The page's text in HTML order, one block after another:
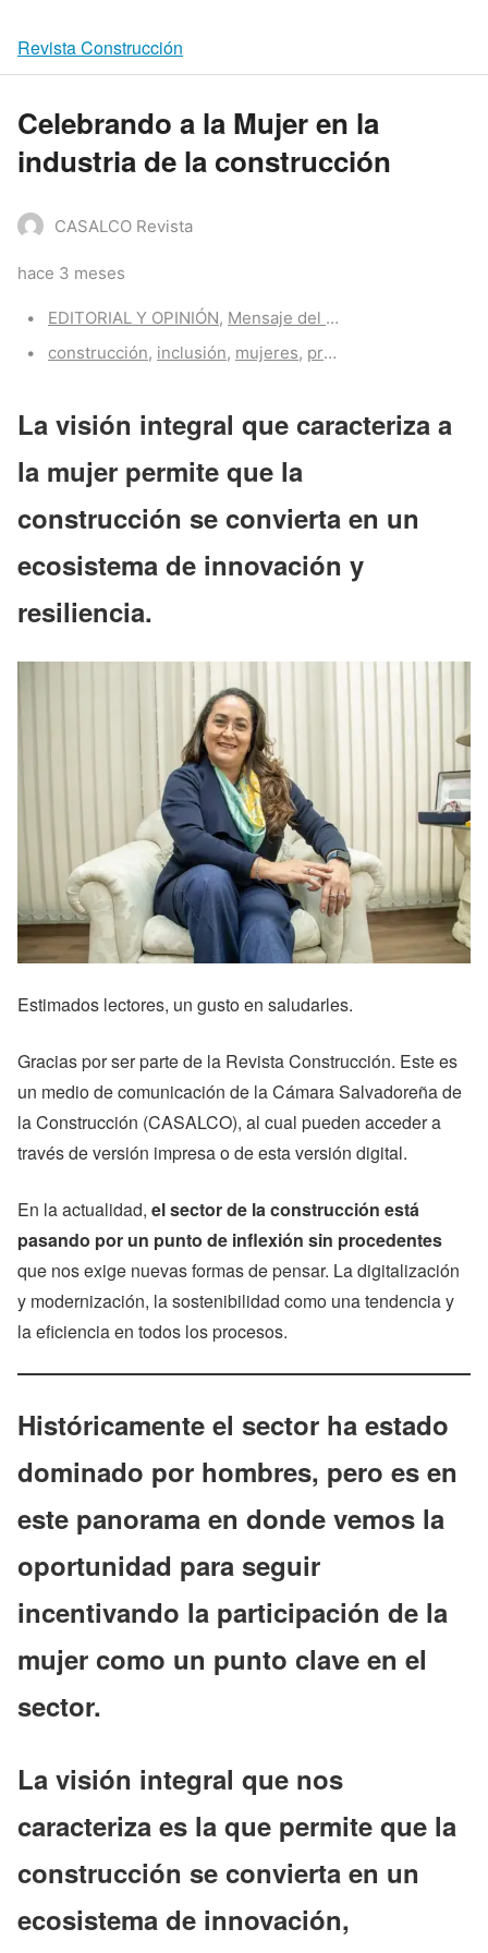
Revista Construcción
Celebrando a la Mujer en la
industria de la construcción
CASALCO Revista
hace 3 meses
Categories:
EDITORIAL Y OPINIÓN, Mensaje del Presidente
Tags:
construcción, inclusión, mujeres, proyectos
La visión integral que caracteriza a
la mujer permite que la
construcción se convierta en un
ecosistema de innovación y
resiliencia.
Estimados lectores, un gusto en saludarles.
Gracias por ser parte de la Revista Construcción. Este es
un medio de comunicación de la Cámara Salvadoreña de
la Construcción (CASALCO), al cual pueden acceder a
través de versión impresa o de esta versión digital.
En la actualidad, el sector de la construcción está
pasando por un punto de inflexión sin procedentes
que nos exige nuevas formas de pensar. La digitalización
y modernización, la sostenibilidad como una tendencia y
la eficiencia en todos los procesos.
Históricamente el sector ha estado
dominado por hombres, pero es en
este panorama en donde vemos la
oportunidad para seguir
incentivando la participación de la
mujer como un punto clave en el
sector.
La visión integral que nos
caracteriza es la que permite que la
construcción se convierta en un
ecosistema de innovación,